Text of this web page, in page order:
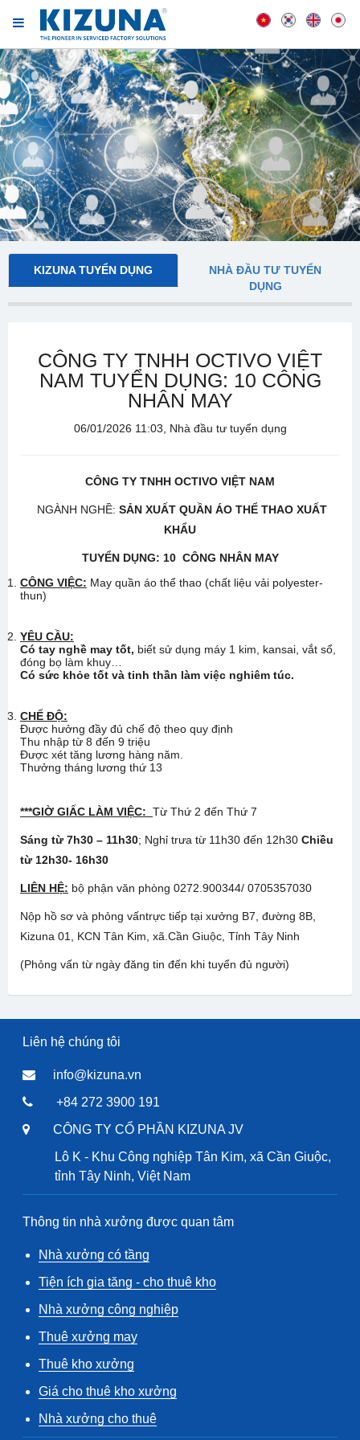
KIZUNA TUYỂN DỤNG
NHÀ ĐẦU TƯ TUYỂN
DỤNG
CÔNG TY TNHH OCTIVO VIỆT
NAM TUYỂN DỤNG: 10 CÔNG
NHÂN MAY
06/01/2026 11:03, Nhà đầu tư tuyển dụng
CÔNG TY TNHH OCTIVO VIỆT NAM
NGÀNH NGHỀ: SẢN XUẤT QUẦN ÁO THỂ THAO XUẤT
KHẨU
TUYỂN DỤNG: 10 CÔNG NHÂN MAY
CÔNG VIỆC: May quần áo thể thao (chất liệu vải polyester-
thun)
YÊU CẦU:
Có tay nghề may tốt, biết sử dụng máy 1 kim, kansai, vắt sổ,
đóng bọ làm khuy…
Có sức khỏe tốt và tinh thần làm việc nghiêm túc.
CHẾ ĐỘ:
Được hưởng đầy đủ chế độ theo quy định
Thu nhập từ 8 đến 9 triệu
Được xét tăng lương hàng năm.
Thưởng tháng lương thứ 13
***GIỜ GIẤC LÀM VIỆC: Từ Thứ 2 đến Thứ 7
Sáng từ 7h30 – 11h30; Nghỉ trưa từ 11h30 đến 12h30 Chiều
từ 12h30- 16h30
LIÊN HỆ: bộ phận văn phòng 0272.900344/ 0705357030
Nộp hồ sơ và phỏng vấntrực tiếp tại xưởng B7, đường 8B,
Kizuna 01, KCN Tân Kim, xã.Cần Giuộc, Tỉnh Tây Ninh
(Phỏng vấn từ ngày đăng tin đến khi tuyển đủ người)
Liên hệ chúng tôi
info@kizuna.vn
+84 272 3900 191
CÔNG TY CỔ PHẦN KIZUNA JV
Lô K - Khu Công nghiệp Tân Kim, xã Cần Giuộc,
tỉnh Tây Ninh, Việt Nam
Thông tin nhà xưởng được quan tâm
Nhà xưởng có tầng
Tiện ích gia tăng - cho thuê kho
Nhà xưởng công nghiệp
Thuê xưởng may
Thuê kho xưởng
Giá cho thuê kho xưởng
Nhà xưởng cho thuê